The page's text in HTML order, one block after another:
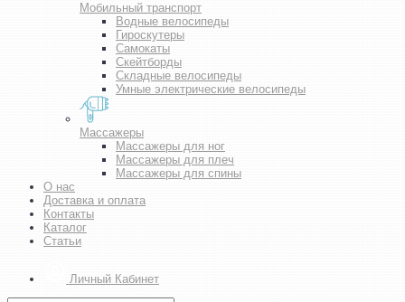
Мобильный транспорт
Водные велосипеды
Гироскутеры
Самокаты
Скейтборды
Складные велосипеды
Умные электрические велосипеды
Массажеры
Массажеры для ног
Массажеры для плеч
Массажеры для спины
О нас
Доставка и оплата
Контакты
Каталог
Статьи
Личный Кабинет